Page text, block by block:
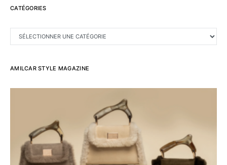
CATÉGORIES
AMILCAR STYLE MAGAZINE